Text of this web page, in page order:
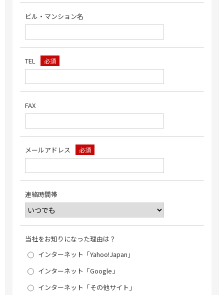
ビル・マンション名
TEL 必須
FAX
メールアドレス 必須
連絡時間帯
当社をお知りになった理由は？
インターネット「Yahoo!Japan」
インターネット「Google」
インターネット「その他サイト」